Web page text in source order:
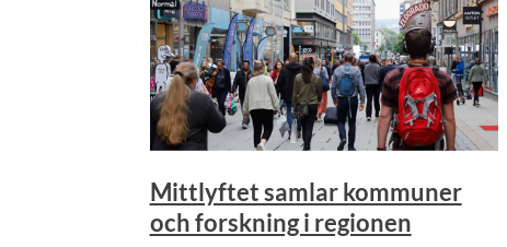
Mittlyftet samlar kommuner
och forskning i regionen